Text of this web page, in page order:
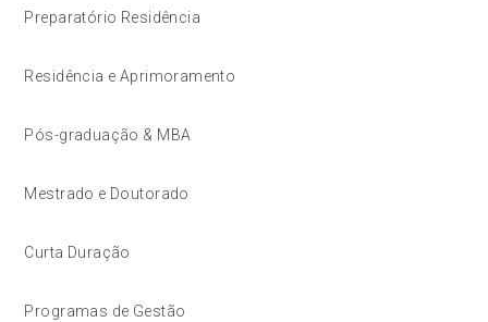
Preparatório Residência
Residência e Aprimoramento
Pós-graduação & MBA
Mestrado e Doutorado
Curta Duração
Programas de Gestão